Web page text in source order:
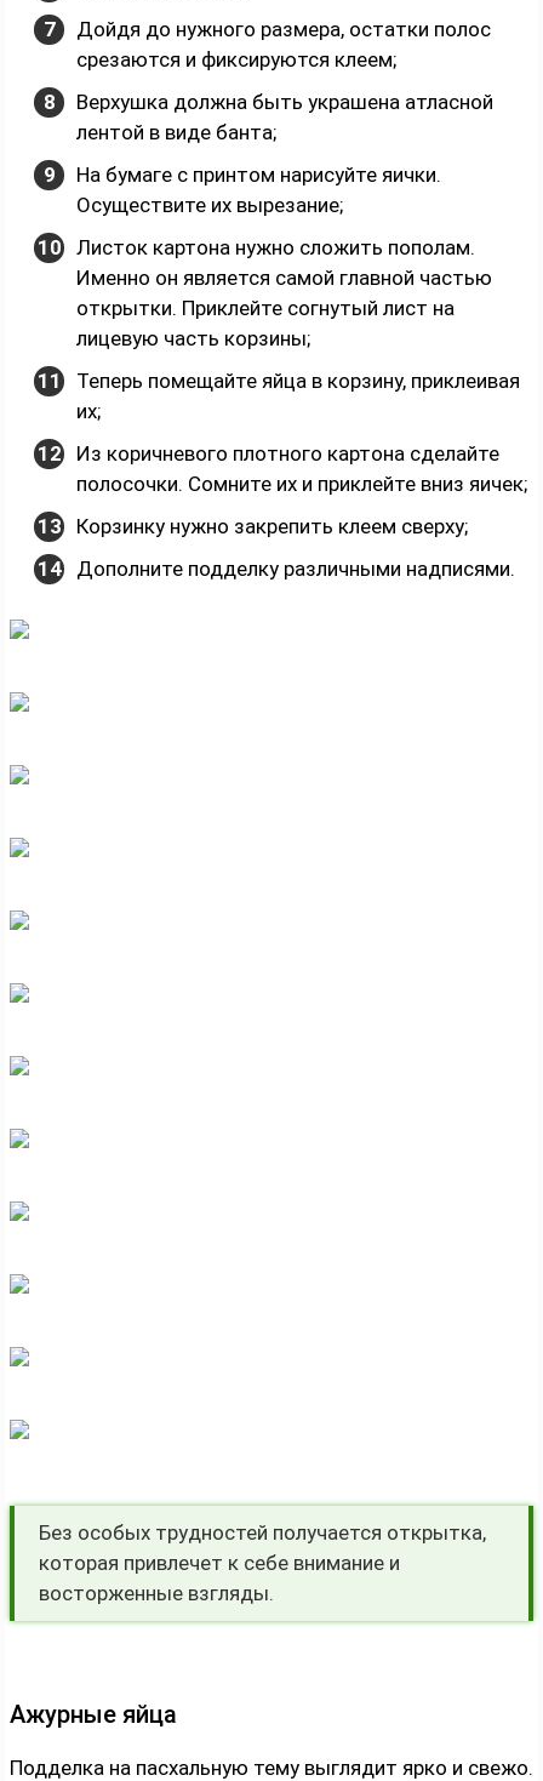
Дойдя до нужного размера, остатки полос
срезаются и фиксируются клеем;
Верхушка должна быть украшена атласной
лентой в виде банта;
На бумаге с принтом нарисуйте яички.
Осуществите их вырезание;
Листок картона нужно сложить пополам.
Именно он является самой главной частью
открытки. Приклейте согнутый лист на
лицевую часть корзины;
Теперь помещайте яйца в корзину, приклеивая
их;
Из коричневого плотного картона сделайте
полосочки. Сомните их и приклейте вниз яичек;
Корзинку нужно закрепить клеем сверху;
Дополните подделку различными надписями.
Без особых трудностей получается открытка,
которая привлечет к себе внимание и
восторженные взгляды.
Ажурные яйца
Подделка на пасхальную тему выглядит ярко и свежо.